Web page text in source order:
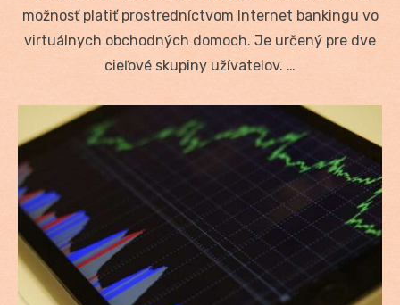
možnosť platiť prostredníctvom Internet bankingu vo
virtuálnych obchodných domoch. Je určený pre dve
cieľové skupiny užívatelov. …